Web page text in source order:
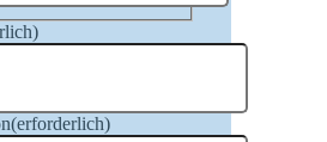
(erforderlich)